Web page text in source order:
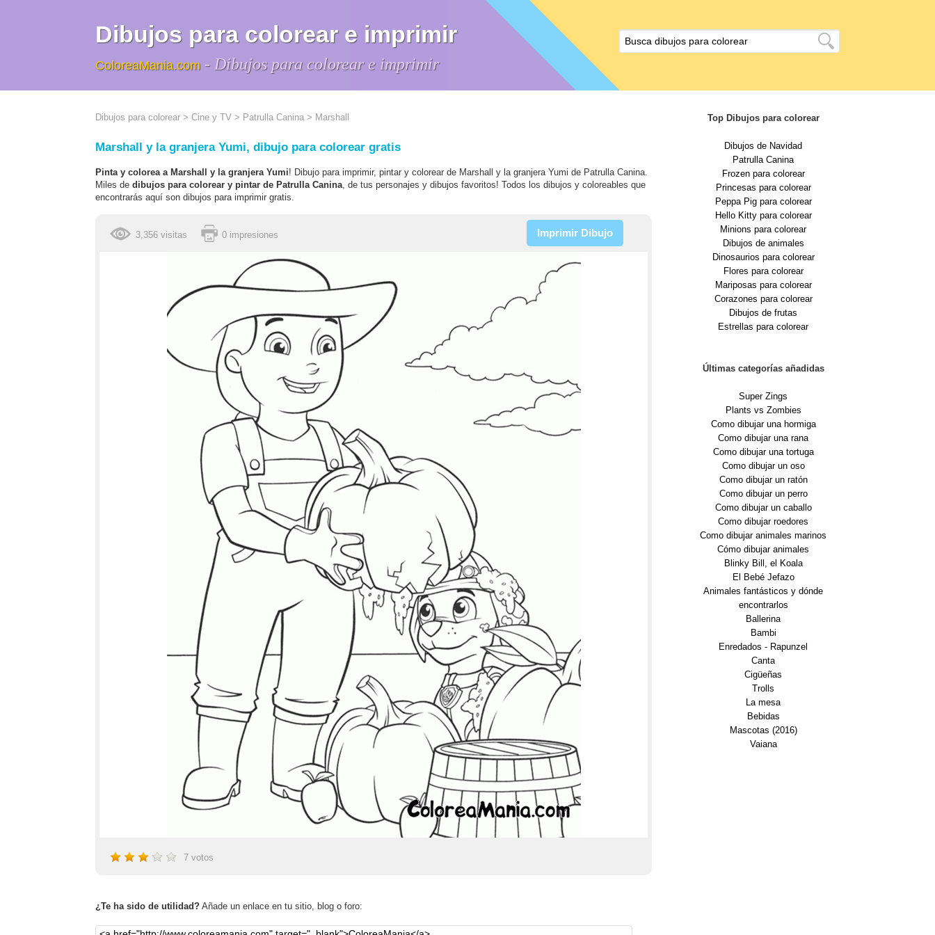
Dibujos para colorear e imprimir
ColoreaMania.com - Dibujos para colorear e imprimir
Dibujos para colorear > Cine y TV > Patrulla Canina > Marshall
Marshall y la granjera Yumi, dibujo para colorear gratis
Pinta y colorea a Marshall y la granjera Yumi! Dibujo para imprimir, pintar y colorear de Marshall y la granjera Yumi de Patrulla Canina.
Miles de dibujos para colorear y pintar de Patrulla Canina, de tus personajes y dibujos favoritos! Todos los dibujos y coloreables que
encontrarás aquí son dibujos para imprimir gratis.
3,356 visitas 0 impresiones Imprimir Dibujo
7 votos
¿Te ha sido de utilidad? Añade un enlace en tu sitio, blog o foro:
Top Dibujos para colorear
Dibujos de Navidad
Patrulla Canina
Frozen para colorear
Princesas para colorear
Peppa Pig para colorear
Hello Kitty para colorear
Minions para colorear
Dibujos de animales
Dinosaurios para colorear
Flores para colorear
Mariposas para colorear
Corazones para colorear
Dibujos de frutas
Estrellas para colorear
Últimas categorías añadidas
Super Zings
Plants vs Zombies
Como dibujar una hormiga
Como dibujar una rana
Como dibujar una tortuga
Como dibujar un oso
Como dibujar un ratón
Como dibujar un perro
Como dibujar un caballo
Como dibujar roedores
Como dibujar animales marinos
Cómo dibujar animales
Blinky Bill, el Koala
El Bebé Jefazo
Animales fantásticos y dónde
encontrarlos
Ballerina
Bambi
Enredados - Rapunzel
Canta
Cigüeñas
Trolls
La mesa
Bebidas
Mascotas (2016)
Vaiana